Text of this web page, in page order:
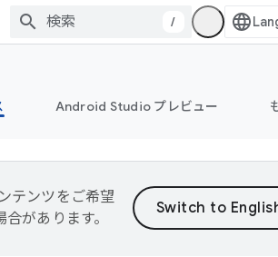
/
Android Studio プレビュー
テンツをご希望
があります。